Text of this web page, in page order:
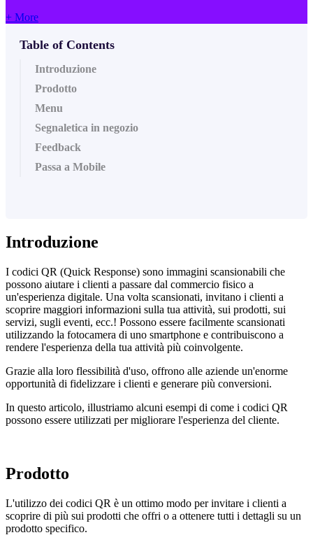
+ More
Table of Contents
Introduzione
Prodotto
Menu
Segnaletica in negozio
Feedback
Passa a Mobile
Introduzione
I codici QR (Quick Response) sono immagini scansionabili che
possono aiutare i clienti a passare dal commercio fisico a
un'esperienza digitale. Una volta scansionati, invitano i clienti a
scoprire maggiori informazioni sulla tua attività, sui prodotti, sui
servizi, sugli eventi, ecc.! Possono essere facilmente scansionati
utilizzando la fotocamera di uno smartphone e contribuiscono a
rendere l'esperienza della tua attività più coinvolgente.
Grazie alla loro flessibilità d'uso, offrono alle aziende un'enorme
opportunità di fidelizzare i clienti e generare più conversioni.
In questo articolo, illustriamo alcuni esempi di come i codici QR
possono essere utilizzati per migliorare l'esperienza del cliente.
Prodotto
L'utilizzo dei codici QR è un ottimo modo per invitare i clienti a
scoprire di più sui prodotti che offri o a ottenere tutti i dettagli su un
prodotto specifico.